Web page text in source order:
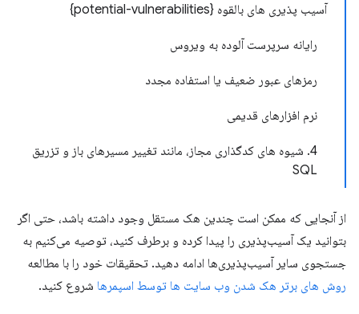
آسیب پذیری های بالقوه {potential-vulnerabilities}
رایانه سرپرست آلوده به ویروس
رمزهای عبور ضعیف یا استفاده مجدد
نرم افزارهای قدیمی
4. شیوه های کدگذاری مجاز، مانند تغییر مسیرهای باز و تزریق
SQL
از آنجایی که ممکن است چندین هک مستقل وجود داشته باشد، حتی اگر
بتوانید یک آسیب‌پذیری را پیدا کرده و برطرف کنید، توصیه می‌کنیم به
جستجوی سایر آسیب‌پذیری‌ها ادامه دهید. تحقیقات خود را با مطالعه
روش های برتر هک شدن وب سایت ها توسط اسپمرها شروع کنید.